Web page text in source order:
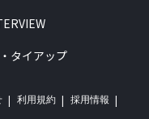
タイアップ
利用規約 採用情報